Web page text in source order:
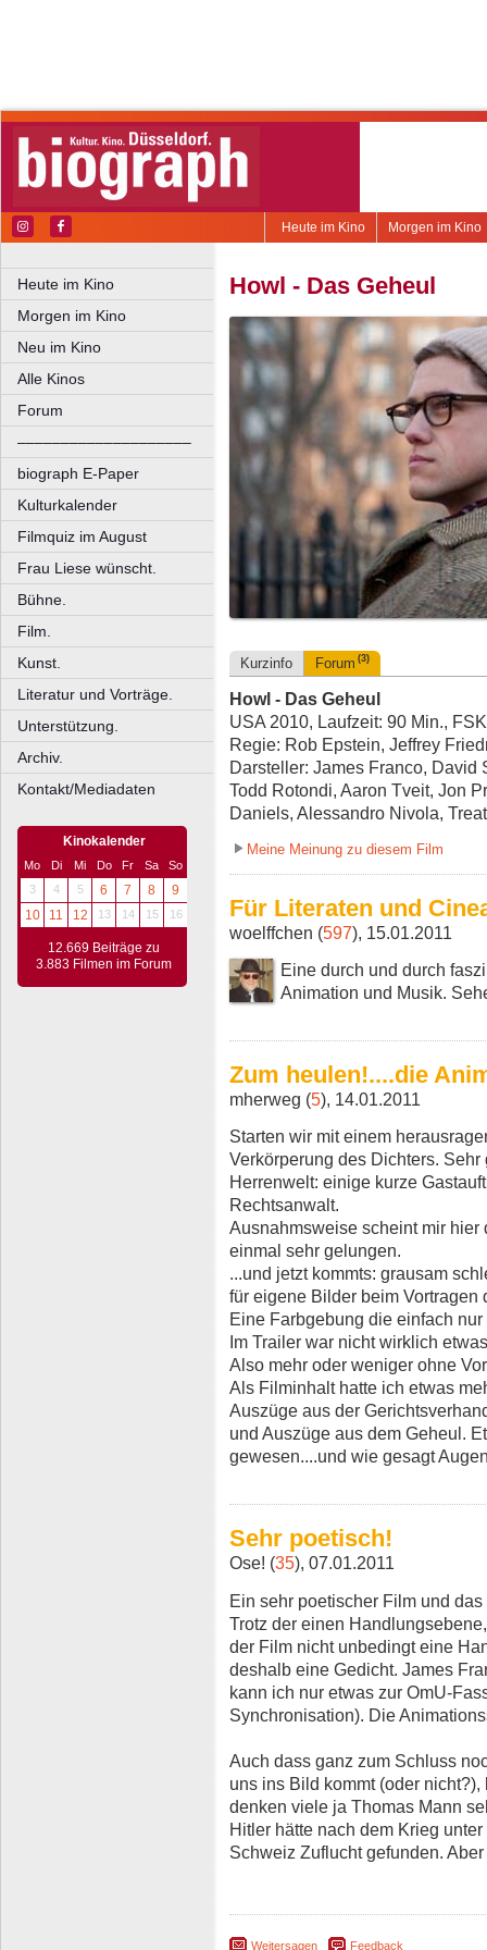
Morgen im Kino
Heute im Kino
Heute im Kino
Morgen im Kino
Neu im Kino
Alle Kinos
Forum
––––––––––––––––––––
biograph E-Paper
Kulturkalender
Filmquiz im August
Frau Liese wünscht.
Bühne.
Film.
Kunst.
Literatur und Vorträge.
Unterstützung.
Archiv.
Kontakt/Mediadaten
Kinokalender
Mo Di Mi Do Fr Sa
So
3
4 5 6 7 8
9
10
11 12 13 14 15 16
12.669 Beiträge zu
3.883 Filmen im Forum
Howl - Das Geheul
Kurzinfo Forum (3)
Howl - Das Geheul
USA 2010, Laufzeit: 90 Min.,
Regie: Rob Epstein, Jeffrey
Darsteller: James Franco, David
Todd Rotondi, Aaron Tveit, Jon
Daniels, Alessandro Nivola,
Meine Meinung zu diesem Film
Für Literaten und
woelffchen (597), 15.01.2011
Eine durch und durch
Animation und Musik.
Zum heulen!....die
mherweg (5), 14.01.2011
Starten wir mit einem
Verkörperung des Dichters.
Herrenwelt: einige kurze
Rechtsanwalt.
Ausnahmsweise scheint mir
einmal sehr gelungen.
...und jetzt kommts: grausam
für eigene Bilder beim Vortragen
Eine Farbgebung die einfach
Im Trailer war nicht wirklich
Also mehr oder weniger ohne
Als Filminhalt hatte ich etwas
Auszüge aus der
und Auszüge aus dem Geheul.
gewesen....und wie gesagt
Sehr poetisch!
Ose! (35), 07.01.2011
Ein sehr poetischer Film und
Trotz der einen
der Film nicht unbedingt eine
deshalb eine Gedicht. James
kann ich nur etwas zur OmU-
Synchronisation). Die
Auch dass ganz zum Schluss
uns ins Bild kommt (oder
denken viele ja Thomas Mann
Hitler hätte nach dem Krieg
Schweiz Zuflucht gefunden.
Weitersagen Feedback